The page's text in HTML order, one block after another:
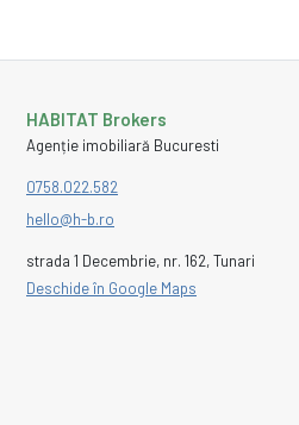
HABITAT Brokers
Agenție imobiliară Bucuresti
0758.022.582
hello@h-b.ro
strada 1 Decembrie, nr. 162, Tunari
Deschide în Google Maps